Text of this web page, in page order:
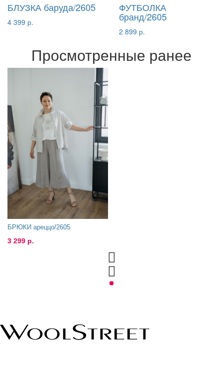
БЛУЗКА баруда/2605
4 399 р.
ФУТБОЛКА
бранд/2605
2 899 р.
Просмотренные ранее
БРЮКИ ареццо/2605
3 299 р.